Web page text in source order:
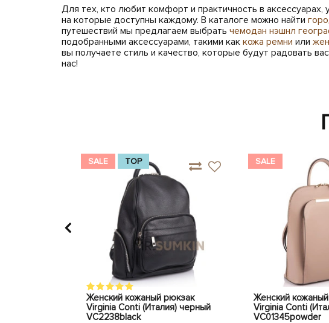
Для тех, кто любит комфорт и практичность в аксессуарах,
на которые доступны каждому. В каталоге можно найти
путешествий мы предлагаем выбрать чемодан нэшнл
подобранными аксессуарами, такими как кожа ремни или
вы получаете стиль и качество, которые будут радовать
нас!
SALE TOP
Женский кожаный рюкзак
Virginia Conti (Италия) черный
VC2238black
SALE
Женский
Virginia Conti
VC01345powder